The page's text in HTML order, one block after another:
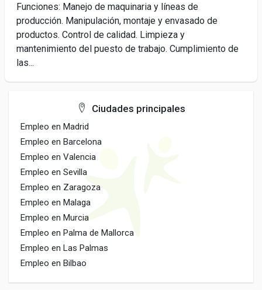
Funciones: Manejo de maquinaria y líneas de
producción. Manipulación, montaje y envasado de
productos. Control de calidad. Limpieza y
mantenimiento del puesto de trabajo. Cumplimiento de
las...
Ciudades principales
Empleo en Madrid
Empleo en Barcelona
Empleo en Valencia
Empleo en Sevilla
Empleo en Zaragoza
Empleo en Malaga
Empleo en Murcia
Empleo en Palma de Mallorca
Empleo en Las Palmas
Empleo en Bilbao